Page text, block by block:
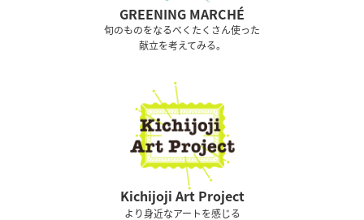
GREENING MARCHÉ
旬のものをなるべくたくさん使った
献立を考えてみる。
Kichijoji Art Project
より身近なアートを感じる